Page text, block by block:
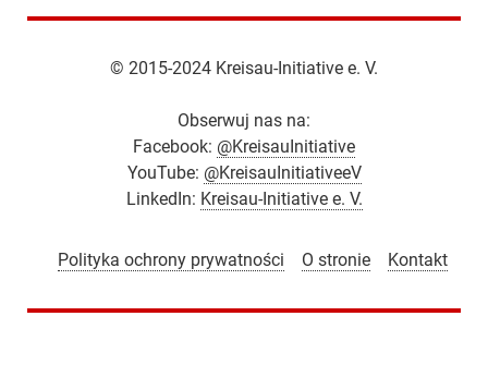
© 2015-2024 Kreisau-Initiative e. V.
Obserwuj nas na:
Facebook: @KreisauInitiative
YouTube: @KreisauInitiativeeV
LinkedIn: Kreisau-Initiative e. V.
Polityka ochrony prywatności O stronie Kontakt